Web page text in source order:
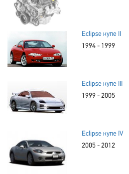
Eclipse купе II
1994 - 1999
Eclipse купе III
1999 - 2005
Eclipse купе IV
2005 - 2012